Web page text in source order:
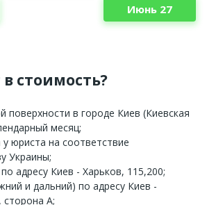
Июнь 27
стоимость?
поверхности в городе Киев (Киевская
месяц;
юриста на соответствие
Украины;
адресу Киев - Харьков, 115,200;
и дальний) по адресу Киев -
сторона A;